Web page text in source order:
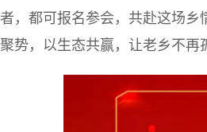
者，都可报名参会，共赴这场乡
聚势，以生态共赢，让老乡不再